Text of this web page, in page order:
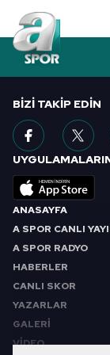
ANASAYFA
A SPOR CANLI
A SPOR RADYO
HABERLER
CANLI SKOR
YAZARLAR
GALERİ
VİDEO
BIZI TAKIP EDIN